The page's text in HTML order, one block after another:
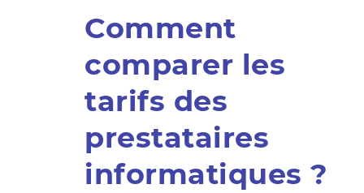
Comment
comparer les
tarifs des
prestataires
informatiques ?